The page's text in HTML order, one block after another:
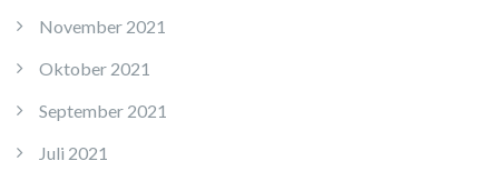
November 2021
Oktober 2021
September 2021
Juli 2021